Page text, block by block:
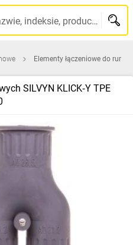
Szukaj po nazwie, indeksie, producencie, kodzie kreskowym...
Elementy łączeniowe do rur
SILVYN KLICK‑Y TPE